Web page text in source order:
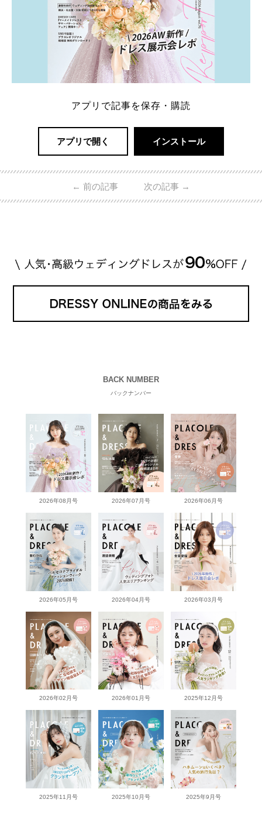
アプリで記事を保存・購読
アプリで開く インストール
← 前の記事 次の記事 →
BACK NUMBER
バックナンバー
2026年08月号 2026年07月号 2026年06月号
2026年05月号 2026年04月号 2026年03月号
2026年02月号 2026年01月号 2025年12月号
2025年11月号 2025年10月号 2025年9月号